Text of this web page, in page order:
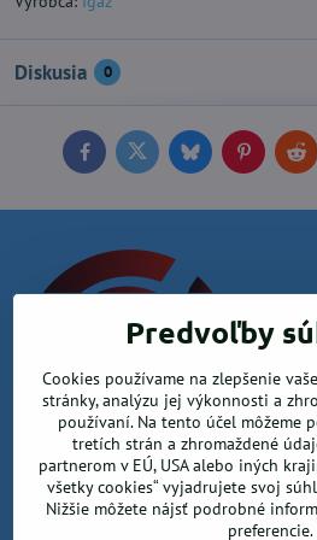
Diskusia 0
FacebookTwitterBlueskyPinterest
Krea office, s.r.o.
Kancelárske potreby
Predvoľby
Cookies používame na zlepšenie
stránky, analýzu jej výkonnosti a
používaní. Na tento účel môžeme
tretích strán a zhromaždené
partnerom v EÚ, USA alebo iných
všetky cookies“ vyjadrujete svoj
Nižšie môžete nájsť podrobné
preferencie.